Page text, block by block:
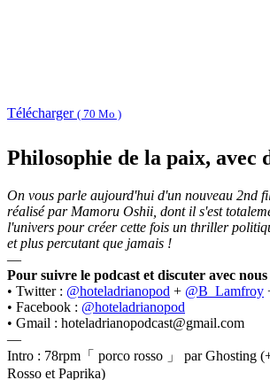
Télécharger ( 70 Mo )
Philosophie de la paix, avec
On vous parle aujourd'hui d'un nouveau 2nd
réalisé par Mamoru Oshii, dont il s'est
l'univers pour créer cette fois un thriller
et plus percutant que jamais !
—
Pour suivre le podcast et discuter avec nous
• Twitter : @hoteladrianopod + @B_Lamfroy
• Facebook : @hoteladrianopod
• Gmail : hoteladrianopodcast@gmail.com
—
Intro : 78rpm「 porco rosso 」 par Ghosting
Rosso et Paprika)